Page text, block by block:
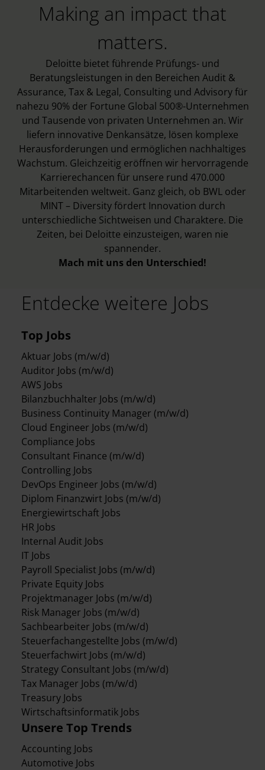
Making an impact that
matters.
Deloitte bietet führende Prüfungs- und
Beratungsleistungen in den Bereichen Audit &
Assurance, Tax & Legal, Consulting und Advisory für
nahezu 90% der Fortune Global 500®-Unternehmen
und Tausende von privaten Unternehmen an. Wir
liefern innovative Denkansätze, lösen komplexe
Herausforderungen und ermöglichen nachhaltiges
Wachstum. Gleichzeitig eröffnen wir hervorragende
Karrierechancen für unsere rund 470.000
Mitarbeitenden weltweit. Ganz gleich, ob BWL oder
MINT – Diversity fördert Innovation durch
unterschiedliche Sichtweisen und Charaktere. Die
Zeiten, bei Deloitte einzusteigen, waren nie
spannender.
Mach mit uns den Unterschied!
Entdecke weitere Jobs
Unsere Top Trends
Accounting Jobs
Automotive Jobs
Top Jobs
Aktuar Jobs (m/w/d)
Auditor Jobs (m/w/d)
AWS Jobs
Bilanzbuchhalter Jobs (m/w/d)
Business Continuity Manager (m/w/d)
Cloud Engineer Jobs (m/w/d)
Compliance Jobs
Consultant Finance (m/w/d)
Controlling Jobs
DevOps Engineer Jobs (m/w/d)
Diplom Finanzwirt Jobs (m/w/d)
Energiewirtschaft Jobs
HR Jobs
Internal Audit Jobs
IT Jobs
Payroll Specialist Jobs (m/w/d)
Private Equity Jobs
Projektmanager Jobs (m/w/d)
Risk Manager Jobs (m/w/d)
Sachbearbeiter Jobs (m/w/d)
Steuerfachangestellte Jobs (m/w/d)
Steuerfachwirt Jobs (m/w/d)
Strategy Consultant Jobs (m/w/d)
Tax Manager Jobs (m/w/d)
Treasury Jobs
Wirtschaftsinformatik Jobs